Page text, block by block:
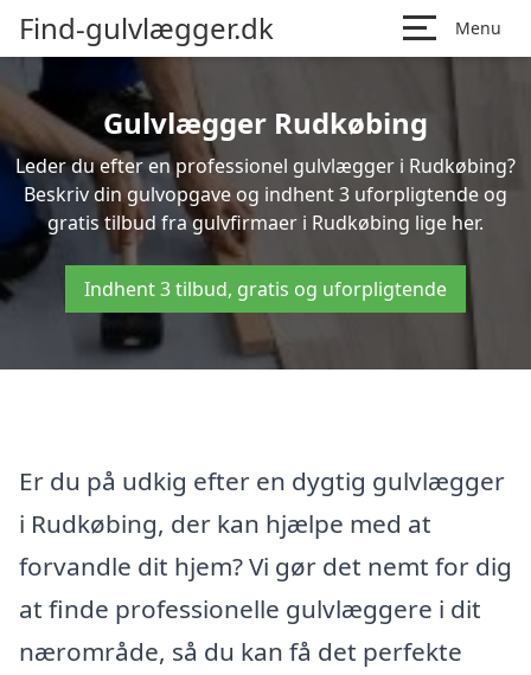
Find-gulvlægger.dk Menu
Gulvlægger Rudkøbing
Leder du efter en professionel gulvlægger i Rudkøbing?
Beskriv din gulvopgave og indhent 3 uforpligtende og
gratis tilbud fra gulvfirmaer i Rudkøbing lige her.
Indhent 3 tilbud, gratis og uforpligtende
Er du på udkig efter en dygtig gulvlægger
i Rudkøbing, der kan hjælpe med at
forvandle dit hjem? Vi gør det nemt for dig
at finde professionelle gulvlæggere i dit
nærområde, så du kan få det perfekte